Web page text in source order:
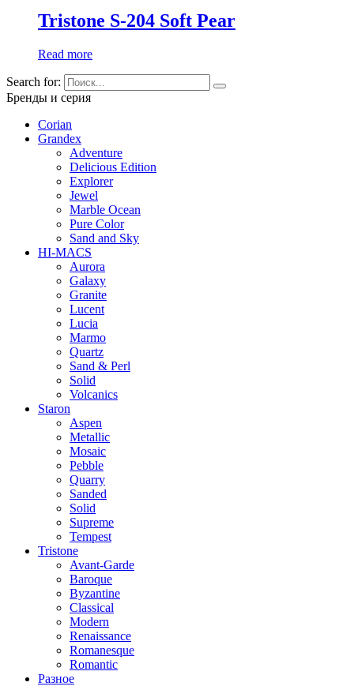
Tristone S-204 Soft Pear
Read more
Search for:
Бренды и серия
Corian
Grandex
Adventure
Delicious Edition
Explorer
Jewel
Marble Ocean
Pure Color
Sand and Sky
HI-MACS
Aurora
Galaxy
Granite
Lucent
Lucia
Marmo
Quartz
Sand & Perl
Solid
Volcanics
Staron
Aspen
Metallic
Mosaic
Pebble
Quarry
Sanded
Solid
Supreme
Tempest
Tristone
Avant-Garde
Baroque
Byzantine
Classical
Modern
Renaissance
Romanesque
Romantic
Разное